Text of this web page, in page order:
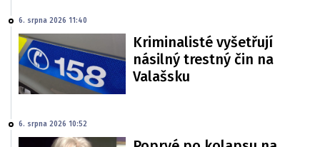
6. srpna 2026 11:40
Kriminalisté vyšetřují
násilný trestný čin na
Valašsku
6. srpna 2026 10:52